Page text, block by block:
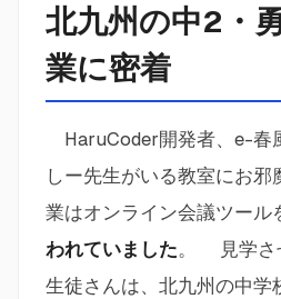
北九州の中2・
業に密着
HaruCoder開発者、e-春
しー先生がいる教室にお邪
業はオンライン会議ツール
われていました。 見学さ
生徒さんは、北九州の中学